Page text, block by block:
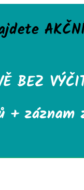
BEZ
+ záznam